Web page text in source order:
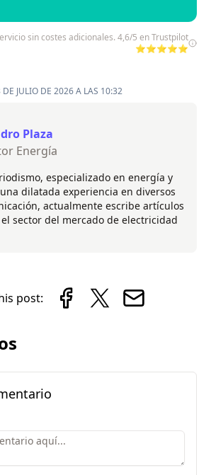
sin costes adicionales. 4,6/5 en Trustpilot
⭐⭐⭐⭐⭐
JULIO DE 2026 A LAS 10:32
Plaza
Energía
especializado en energía y
dilatada experiencia en diversos
actualmente escribe artículos
sector del mercado de electricidad
post: